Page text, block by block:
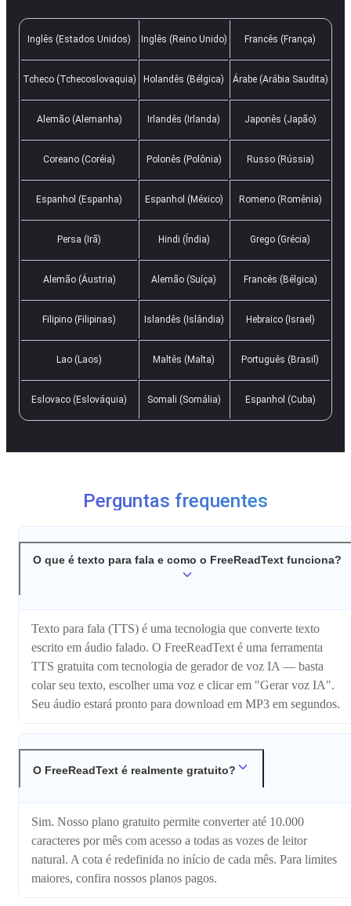
Inglês (Estados Unidos) Inglês (Reino Unido) Francês (França)
Tcheco (Tchecoslovaquia) Holandês (Bélgica) Árabe (Arábia Saudita)
Alemão (Alemanha) Irlandês (Irlanda) Japonês (Japão)
Coreano (Coréia) Polonês (Polônia) Russo (Rússia)
Espanhol (Espanha) Espanhol (México) Romeno (Romênia)
Persa (Irã) Hindi (Índia) Grego (Grécia)
Alemão (Áustria) Alemão (Suíça) Francês (Bélgica)
Filipino (Filipinas) Islandês (Islândia) Hebraico (Israel)
Lao (Laos) Maltês (Malta) Português (Brasil)
Eslovaco (Eslováquia) Somali (Somália) Espanhol (Cuba)
Perguntas frequentes
O que é texto para fala e como o FreeReadText funciona?
Texto para fala (TTS) é uma tecnologia que converte texto
escrito em áudio falado. O FreeReadText é uma ferramenta
TTS gratuita com tecnologia de gerador de voz IA — basta
colar seu texto, escolher uma voz e clicar em "Gerar voz IA".
Seu áudio estará pronto para download em MP3 em segundos.
O FreeReadText é realmente gratuito?
Sim. Nosso plano gratuito permite converter até 10.000
caracteres por mês com acesso a todas as vozes de leitor
natural. A cota é redefinida no início de cada mês. Para limites
maiores, confira nossos planos pagos.